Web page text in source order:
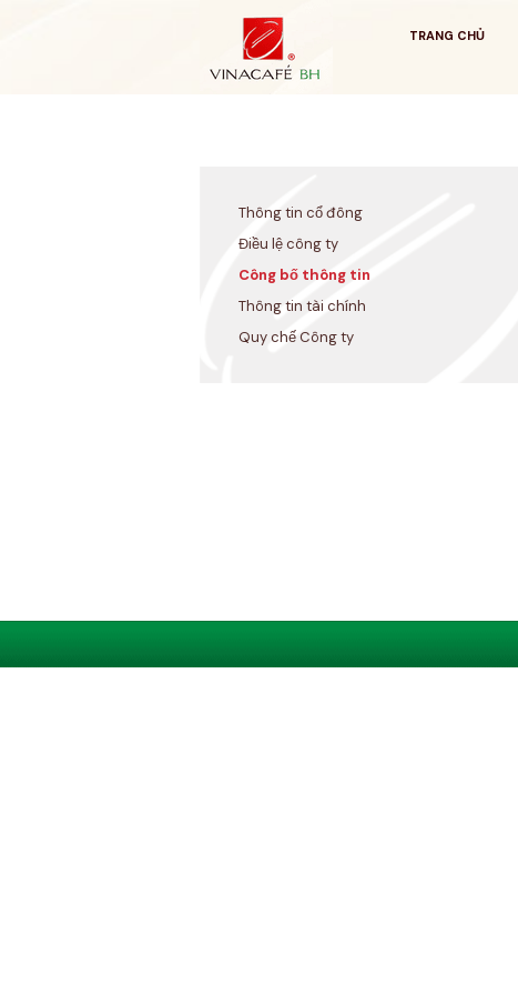
TRANG CHỦ
Thông tin cổ đông
Điều lệ công ty
Công bố thông tin
Thông tin tài chính
Quy chế Công ty